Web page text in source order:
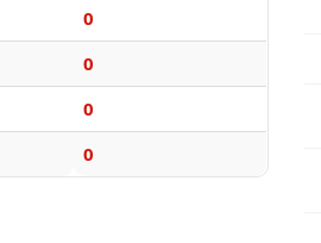
0
0
0
0